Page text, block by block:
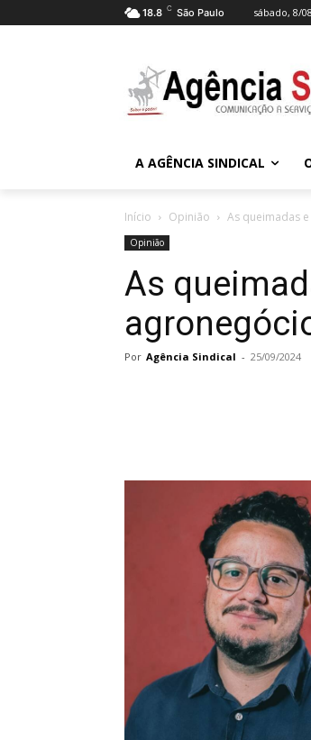
18.8 C São Paulo sábado, 8/
A AGÊNCIA SINDICAL
Início Opinião As queimadas
Opinião
As
Por Agência Sindical - 25/09/2024